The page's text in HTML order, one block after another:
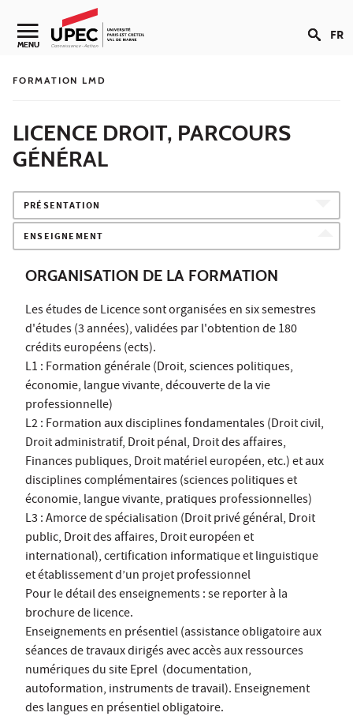
Aller au contenu
Navigation secondaire
MENU FR
FORMATION LMD
LICENCE DROIT, PARCOURS
GÉNÉRAL
PRÉSENTATION
ENSEIGNEMENT
ORGANISATION DE LA FORMATION
Les études de Licence sont organisées en six semestres
d'études (3 années), validées par l'obtention de 180
crédits européens (ects).
L1 : Formation générale (Droit, sciences politiques,
économie, langue vivante, découverte de la vie
professionnelle)
L2 : Formation aux disciplines fondamentales (Droit civil,
Droit administratif, Droit pénal, Droit des affaires,
Finances publiques, Droit matériel européen, etc.) et aux
disciplines complémentaires (sciences politiques et
économie, langue vivante, pratiques professionnelles)
L3 : Amorce de spécialisation (Droit privé général, Droit
public, Droit des affaires, Droit européen et
international), certification informatique et linguistique
et établissement d’un projet professionnel
Pour le détail des enseignements : se reporter à la
brochure de licence.
Enseignements en présentiel (assistance obligatoire aux
séances de travaux dirigés avec accès aux ressources
numériques du site Eprel (documentation,
autoformation, instruments de travail). Enseignement
des langues en présentiel obligatoire.